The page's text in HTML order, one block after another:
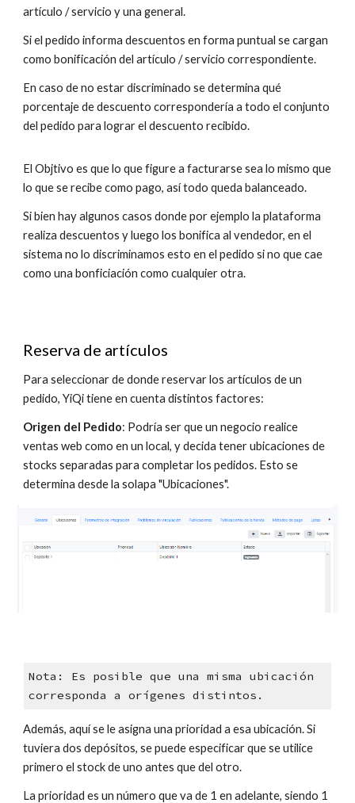
artículo / servicio y una general.
Si el pedido informa descuentos en forma puntual se cargan
como bonificación del artículo / servicio correspondiente.
En caso de no estar discriminado se determina qué
porcentaje de descuento correspondería a todo el conjunto
del pedido para lograr el descuento recibido.
El Objtivo es que lo que figure a facturarse sea lo mismo que
lo que se recibe como pago, así todo queda balanceado.
Si bien hay algunos casos donde por ejemplo la plataforma
realiza descuentos y luego los bonifica al vendedor, en el
sistema no lo discriminamos esto en el pedido si no que cae
como una bonficiación como cualquier otra.
Reserva de artículos
Para seleccionar de donde reservar los artículos de un
pedido, YiQi tiene en cuenta distintos factores:
Origen del Pedido: Podría ser que un negocio realice
ventas web como en un local, y decida tener ubicaciones de
stocks separadas para completar los pedidos. Esto se
determina desde la solapa "Ubicaciones".
Nota: Es posible que una misma ubicación
corresponda a orígenes distintos.
Además, aquí se le asigna una prioridad a esa ubicación. Si
tuviera dos depósitos, se puede especificar que se utilice
primero el stock de uno antes que del otro.
La prioridad es un número que va de 1 en adelante, siendo 1